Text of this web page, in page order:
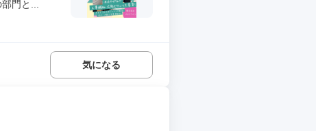
門と...
気になる